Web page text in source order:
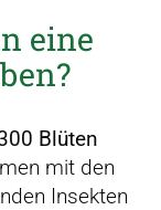
eine
Blüten
mit den
Insekten